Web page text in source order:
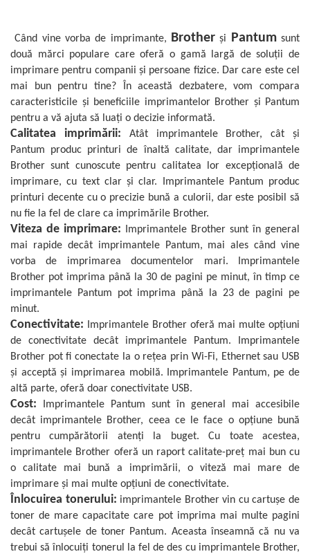
Consumabile imprimanta
Tonere
Drum unit
Capete imprimare
Cartuse inkjet si cerneala
Hartie
Ribbon
Developer
Consumabile imprimanta
compatibile
Tonere compatibile
Cartuse compatibile
Drum unit compatibile
Printare 3D
Imprimante 3D
Accesorii imprimante 3D
Filament imprimanta 3D
Laptopuri
Laptopuri / notebookuri
Laptopuri gaming
Ultrabookuri
Laptop-uri 2 in 1
Accesorii laptop
Mini PC AI
Piese si accesorii
Accesorii Printing
Când vine vorba de imprimante, Brother și Pantumsunt
două mărci populare care oferă o gamă largă de soluții de
imprimare pentru companii și persoane fizice. Dar care este cel
mai bun pentru tine? În această dezbatere, vom compara
caracteristicile și beneficiile imprimantelor Brother și Pantum
pentru a vă ajuta să luați o decizie informată.
Calitatea imprimării: Atât imprimantele Brother, cât și
Pantum produc printuri de înaltă calitate, dar imprimantele
Brother sunt cunoscute pentru calitatea lor excepțională de
imprimare, cu text clar și clar. Imprimantele Pantum produc
printuri decente cu o precizie bună a culorii, dar este posibil să
nu fie la fel de clare ca imprimările Brother.
Viteza de imprimare: Imprimantele Brother sunt în general
mai rapide decât imprimantele Pantum, mai ales când vine
vorba de imprimarea documentelor mari. Imprimantele
Brother pot imprima până la 30 de pagini pe minut, în timp ce
imprimantele Pantum pot imprima până la 23 de pagini pe
minut.
Conectivitate: Imprimantele Brother oferă mai multe opțiuni
de conectivitate decât imprimantele Pantum. Imprimantele
Brother pot fi conectate la o rețea prin Wi-Fi, Ethernet sau USB
și acceptă și imprimarea mobilă. Imprimantele Pantum, pe de
altă parte, oferă doar conectivitate USB.
Cost: Imprimantele Pantum sunt în general mai accesibile
decât imprimantele Brother, ceea ce le face o opțiune bună
pentru cumpărătorii atenți la buget. Cu toate acestea,
imprimantele Brother oferă un raport calitate-preț mai bun cu
o calitate mai bună a imprimării, o viteză mai mare de
imprimare și mai multe opțiuni de conectivitate.
Înlocuirea tonerului: imprimantele Brother vin cu cartușe de
toner de mare capacitate care pot imprima mai multe pagini
decât cartușele de toner Pantum. Aceasta înseamnă că nu va
trebui să înlocuiți tonerul la fel de des cu imprimantele Brother,